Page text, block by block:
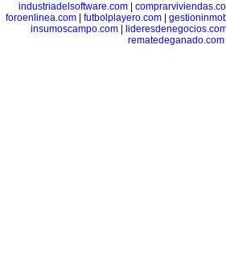
industriadelsoftware.com|
foroenlinea.com
futbolplayero.com
insumoscampo.com|
rematedeganado.com